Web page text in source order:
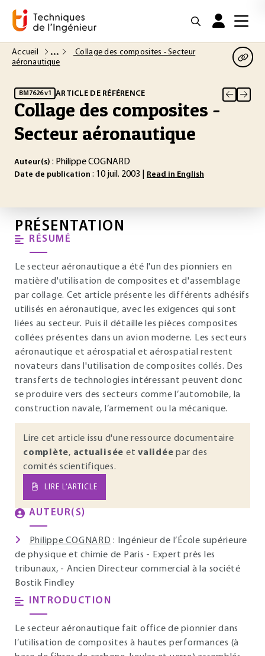
Accueil
Collage des composites - Secteur
aéronautique
BM7626 v1 ARTICLE DE RÉFÉRENCE
Collage des composites -
Secteur aéronautique
Auteur(s) : Philippe COGNARD
Date de publication : 10 juil. 2003 | Read in English
PRÉSENTATION
RÉSUMÉ
Le secteur aéronautique a été l'un des pionniers en
matière d'utilisation de composites et d'assemblage
par collage. Cet article présente les différents adhésifs
utilisés en aéronautique, avec les exigences qui sont
liées au secteur. Puis il détaille les pièces composites
collées présentes dans un avion moderne. Les secteurs
aéronautique et aérospatial et aérospatial restent
novateurs dans l'utilisation de composites collés. Des
transferts de technologies intéressant peuvent donc
se produire vers des secteurs comme l’automobile, la
construction navale, l’armement ou la mécanique.
Lire cet article issu d'une ressource documentaire
complète, actualisée et validée par des
comités scientifiques.
LIRE L’ARTICLE
AUTEUR(S)
Philippe COGNARD : Ingénieur de l’École supérieure
de physique et chimie de Paris - Expert près les
tribunaux, - Ancien Directeur commercial à la société
Bostik Findley
INTRODUCTION
Le secteur aéronautique fait office de pionnier dans
l’utilisation de composites à hautes performances (à